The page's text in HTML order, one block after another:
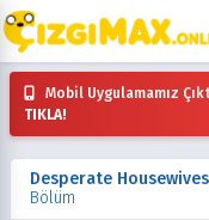
Mobil Uygulamamız
TIKLA!
Desperate Housewives
Bölüm